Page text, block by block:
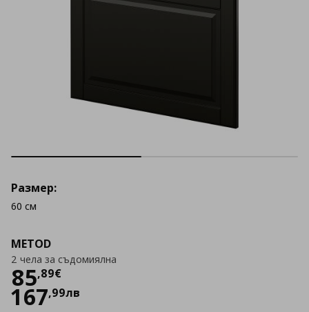
METOD
2 чела за съдомиялна
85,89€
Цена
167,99лв
Размер:
60 см